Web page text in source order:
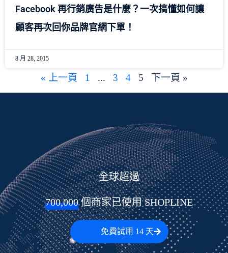
Facebook 再行銷廣告是什麼？一次搞懂如何讓
顧客再次回你品牌官網下單！
8 月 28, 2015
« 上一頁 1 ... 3 4 5 下一頁 »
全球超過
700,000 個商家已使用 SHOPLINE
免費試用 14 天